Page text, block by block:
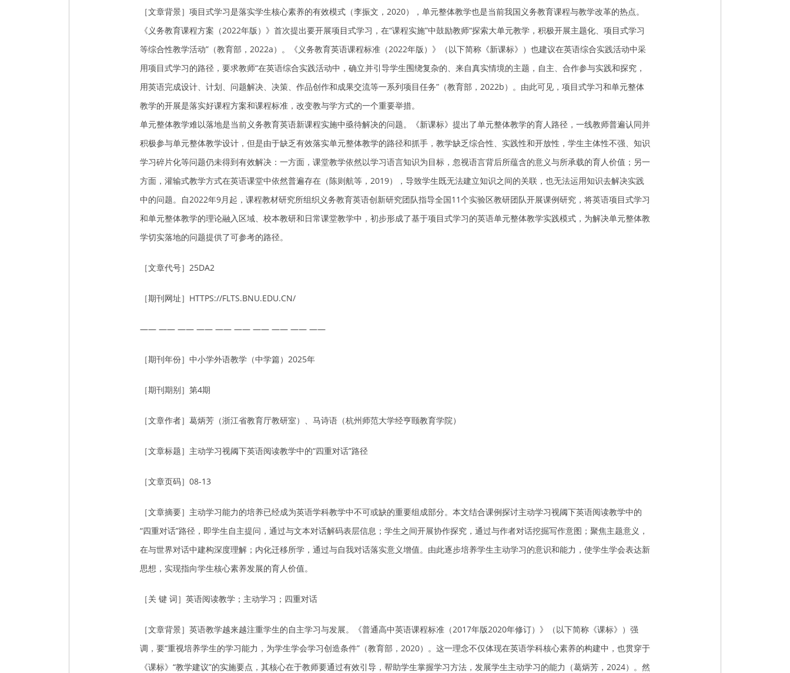
［文章背景］项目式学习是落实学生核心素养的有效模式（李振文，2020），单元整体教学也是当前我国义务教育课程与教学改革的热点。
《义务教育课程方案（2022年版）》首次提出要开展项目式学习，在“课程实施”中鼓励教师“探索大单元教学，积极开展主题化、项目式学习
等综合性教学活动”（教育部，2022a）。《义务教育英语课程标准（2022年版）》（以下简称《新课标》）也建议在英语综合实践活动中采
用项目式学习的路径，要求教师“在英语综合实践活动中，确立并引导学生围绕复杂的、来自真实情境的主题，自主、合作参与实践和探究，
用英语完成设计、计划、问题解决、决策、作品创作和成果交流等一系列项目任务”（教育部，2022b）。由此可见，项目式学习和单元整体
教学的开展是落实好课程方案和课程标准，改变教与学方式的一个重要举措。
单元整体教学难以落地是当前义务教育英语新课程实施中亟待解决的问题。《新课标》提出了单元整体教学的育人路径，一线教师普遍认同并
积极参与单元整体教学设计，但是由于缺乏有效落实单元整体教学的路径和抓手，教学缺乏综合性、实践性和开放性，学生主体性不强、知识
学习碎片化等问题仍未得到有效解决：一方面，课堂教学依然以学习语言知识为目标，忽视语言背后所蕴含的意义与所承载的育人价值；另一
方面，灌输式教学方式在英语课堂中依然普遍存在（陈则航等，2019），导致学生既无法建立知识之间的关联，也无法运用知识去解决实践
中的问题。自2022年9月起，课程教材研究所组织义务教育英语创新研究团队指导全国11个实验区教研团队开展课例研究，将英语项目式学习
和单元整体教学的理论融入区域、校本教研和日常课堂教学中，初步形成了基于项目式学习的英语单元整体教学实践模式，为解决单元整体教
学切实落地的问题提供了可参考的路径。
［文章代号］25DA2
［期刊网址］HTTPS://FLTS.BNU.EDU.CN/
—— —— —— —— —— —— —— —— —— ——
［期刊年份］中小学外语教学（中学篇）2025年
［期刊期别］第4期
［文章作者］葛炳芳（浙江省教育厅教研室）、马诗语（杭州师范大学经亨颐教育学院）
［文章标题］主动学习视阈下英语阅读教学中的“四重对话”路径
［文章页码］08-13
［文章摘要］主动学习能力的培养已经成为英语学科教学中不可或缺的重要组成部分。本文结合课例探讨主动学习视阈下英语阅读教学中的
“四重对话”路径，即学生自主提问，通过与文本对话解码表层信息；学生之间开展协作探究，通过与作者对话挖掘写作意图；聚焦主题意义，
在与世界对话中建构深度理解；内化迁移所学，通过与自我对话落实意义增值。由此逐步培养学生主动学习的意识和能力，使学生学会表达新
思想，实现指向学生核心素养发展的育人价值。
［关 键 词］英语阅读教学；主动学习；四重对话
［文章背景］英语教学越来越注重学生的自主学习与发展。《普通高中英语课程标准（2017年版2020年修订）》（以下简称《课标》）强
调，要“重视培养学生的学习能力，为学生学会学习创造条件”（教育部，2020）。这一理念不仅体现在英语学科核心素养的构建中，也贯穿于
《课标》“教学建议”的实施要点，其核心在于教师要通过有效引导，帮助学生掌握学习方法，发展学生主动学习的能力（葛炳芳，2024）。然